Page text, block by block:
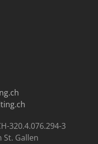
320.4.076.294-3
Gallen